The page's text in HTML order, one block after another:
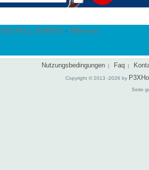
SEO FULL SERVICE - W3Forum
Nutzungsbedingungen | Faq |
Copyright © 2013 -2026 by
Seite